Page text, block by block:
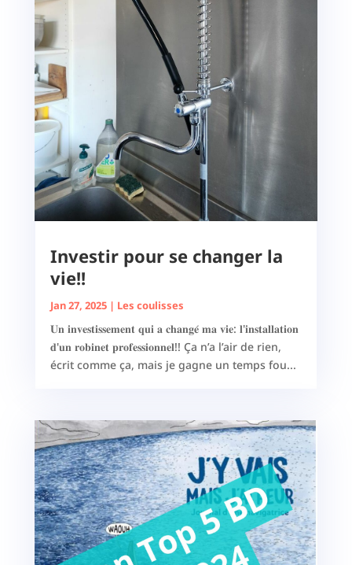
Investir pour se changer la
vie!!
Jan 27, 2025| Les coulisses
𝐔𝐧 𝐢𝐧𝐯𝐞𝐬𝐭𝐢𝐬𝐬𝐞𝐦𝐞𝐧𝐭 𝐪𝐮𝐢 𝐚 𝐜𝐡𝐚𝐧𝐠𝐞́ 𝐦𝐚 𝐯𝐢𝐞: 𝐥'𝐢𝐧𝐬𝐭𝐚𝐥𝐥𝐚𝐭𝐢𝐨𝐧
𝐝'𝐮𝐧 𝐫𝐨𝐛𝐢𝐧𝐞𝐭 𝐩𝐫𝐨𝐟𝐞𝐬𝐬𝐢𝐨𝐧𝐧𝐞𝐥!! Ça n’a l’air de rien,
écrit comme ça, mais je gagne un temps fou...